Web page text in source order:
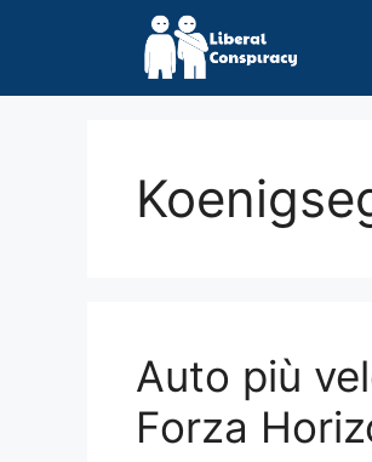
Auto più
Forza